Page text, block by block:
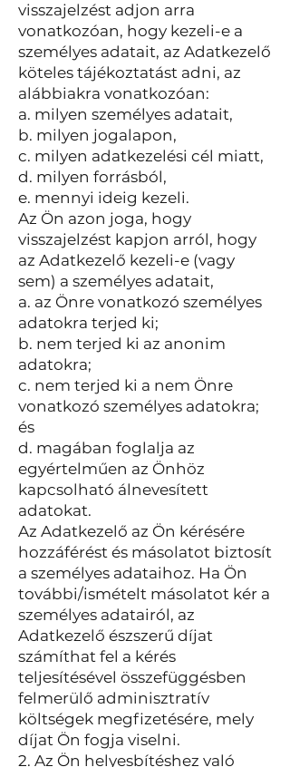
visszajelzést adjon arra
vonatkozóan, hogy kezeli-e a
személyes adatait, az Adatkezelő
köteles tájékoztatást adni, az
alábbiakra vonatkozóan:
a. milyen személyes adatait,
b. milyen jogalapon,
c. milyen adatkezelési cél miatt,
d. milyen forrásból,
e. mennyi ideig kezeli.
Az Ön azon joga, hogy
visszajelzést kapjon arról, hogy
az Adatkezelő kezeli-e (vagy
sem) a személyes adatait,
a. az Önre vonatkozó személyes
adatokra terjed ki;
b. nem terjed ki az anonim
adatokra;
c. nem terjed ki a nem Önre
vonatkozó személyes adatokra;
és
d. magában foglalja az
egyértelműen az Önhöz
kapcsolható álnevesített
adatokat.
Az Adatkezelő az Ön kérésére
hozzáférést és másolatot biztosít
a személyes adataihoz. Ha Ön
további/ismételt másolatot kér a
személyes adatairól, az
Adatkezelő észszerű díjat
számíthat fel a kérés
teljesítésével összefüggésben
felmerülő adminisztratív
költségek megfizetésére, mely
díjat Ön fogja viselni.
2. Az Ön helyesbítéshez való